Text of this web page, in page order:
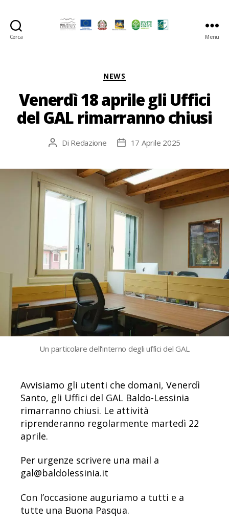
Cerca Menu
Categorie
NEWS
Venerdì 18 aprile gli Uffici
del GAL rimarranno chiusi
Autore
Di Redazione
Data17 Aprile 2025
Un particolare dell'interno degli uffici del GAL
Avvisiamo gli utenti che domani, Venerdì
Santo, gli Uffici del GAL Baldo-Lessinia
rimarranno chiusi. Le attività
riprenderanno regolarmente martedì 22
aprile.
Per urgenze scrivere una mail a
gal@baldolessinia.it
Con l’occasione auguriamo a tutti e a
tutte una Buona Pasqua.